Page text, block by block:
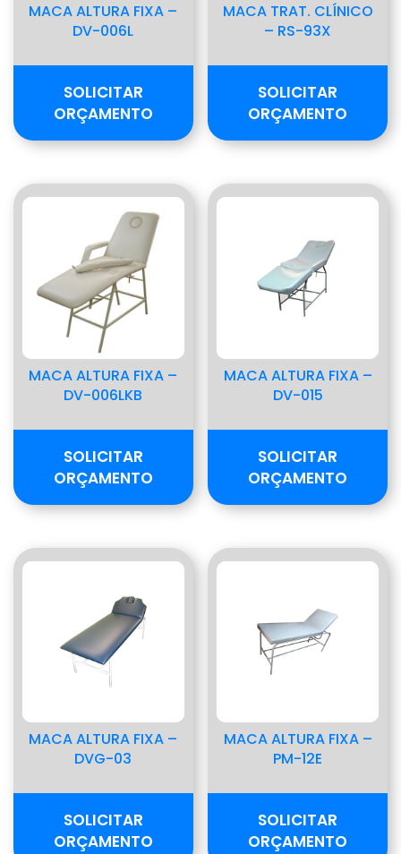
MACA ALTURA FIXA –
DV-006L
SOLICITAR
ORÇAMENTO
MACA TRAT. CLÍNICO
– RS-93X
SOLICITAR
ORÇAMENTO
MACA ALTURA FIXA –
DV-006LKB
SOLICITAR
ORÇAMENTO
MACA ALTURA FIXA –
DV-015
SOLICITAR
ORÇAMENTO
MACA ALTURA FIXA –
DVG-03
SOLICITAR
ORÇAMENTO
MACA ALTURA FIXA –
PM-12E
SOLICITAR
ORÇAMENTO